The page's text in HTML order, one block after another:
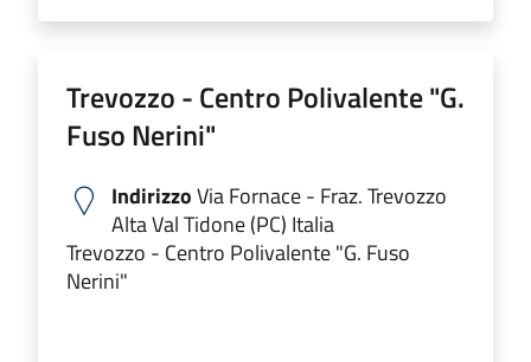
Trevozzo - Centro Polivalente "G.
Fuso Nerini"
IndirizzoVia Fornace - Fraz. Trevozzo
Alta Val Tidone (PC) Italia
Trevozzo - Centro Polivalente "G. Fuso
Nerini"